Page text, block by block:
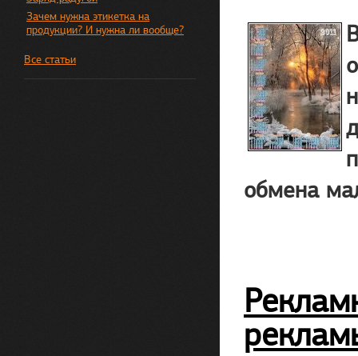
Зачем нужна этикетка на
продукции? И нужна ли вообще?
Все статьи
обмена